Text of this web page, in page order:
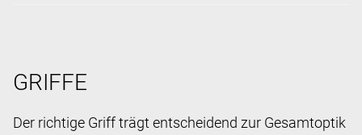
GRIFFE
Der richtige Griff trägt entscheidend zur Gesamtoptik